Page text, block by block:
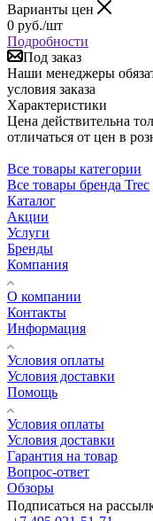
Варианты цен
0 руб./шт
Подробности
Под заказ
Наши менеджеры
условия заказа
Характеристики
Цена действительна
отличаться от цен в
Все товары категории
Все товары бренда Trec
Каталог
Акции
Услуги
Бренды
Компания
О компании
Контакты
Информация
Условия оплаты
Условия доставки
Помощь
Условия оплаты
Условия доставки
Гарантия на товар
Вопрос-ответ
Обзоры
Подписаться на